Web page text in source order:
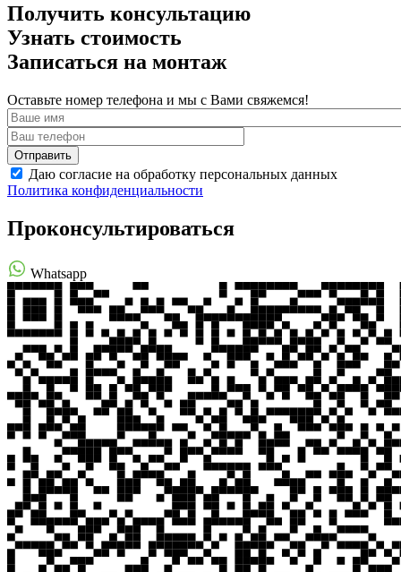
Получить консультацию
Узнать стоимость
Записаться на монтаж
Оставьте номер телефона и мы с Вами свяжемся!
Даю согласие на обработку персональных данных
Политика конфиденциальности
Проконсультироваться
Whatsapp